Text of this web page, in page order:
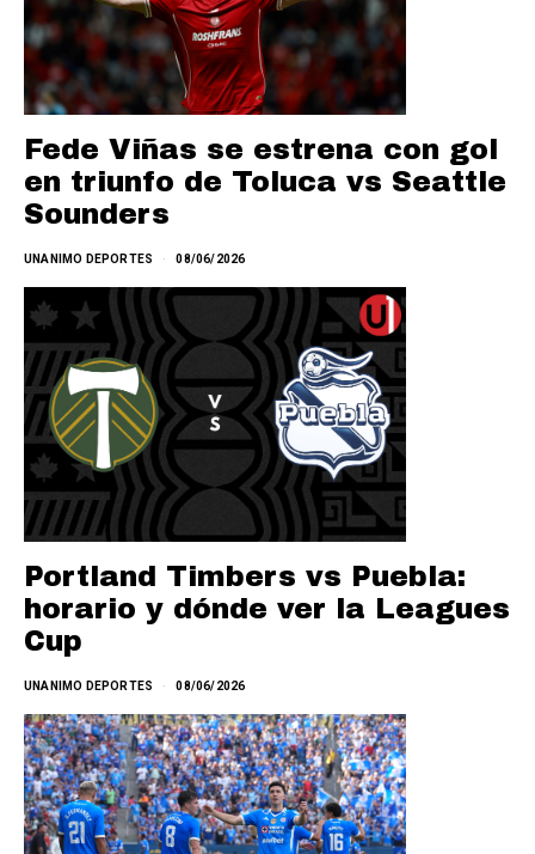
Fede Viñas se estrena con gol
en triunfo de Toluca vs Seattle
Sounders
UNANIMO DEPORTES 08/06/2026
Portland Timbers vs Puebla:
horario y dónde ver la Leagues
Cup
UNANIMO DEPORTES 08/06/2026